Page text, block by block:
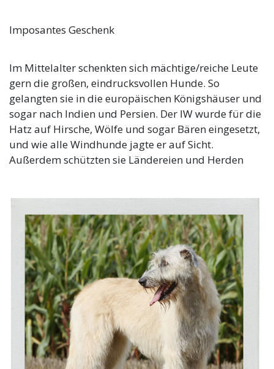
Imposantes Geschenk
Im Mittelalter schenkten sich mächtige/reiche Leute
gern die großen, eindrucksvollen Hunde. So
gelangten sie in die europäischen Königshäuser und
sogar nach Indien und Persien. Der IW wurde für die
Hatz auf Hirsche, Wölfe und sogar Bären eingesetzt,
und wie alle Windhunde jagte er auf Sicht.
Außerdem schützten sie Ländereien und Herden